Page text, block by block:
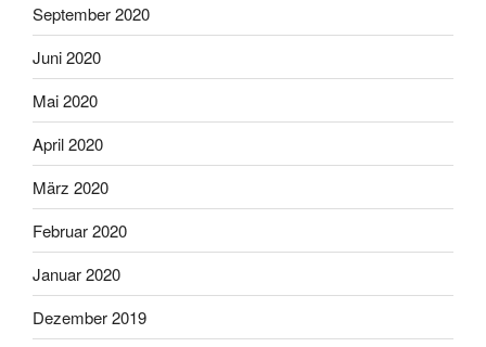
September 2020
Juni 2020
Mai 2020
April 2020
März 2020
Februar 2020
Januar 2020
Dezember 2019